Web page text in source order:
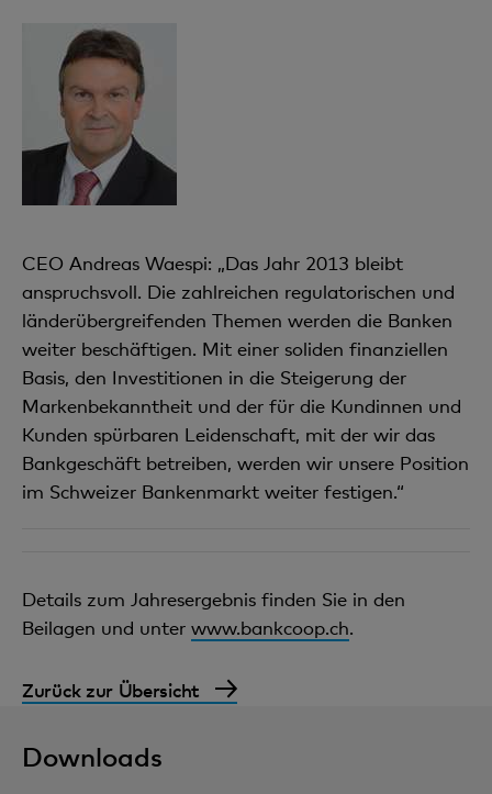
CEO Andreas Waespi: „Das Jahr 2013 bleibt
anspruchsvoll. Die zahlreichen regulatorischen und
länderübergreifenden Themen werden die Banken
weiter beschäftigen. Mit einer soliden finan­ziellen
Basis, den Investitionen in die Steigerung der
Markenbekannt­heit und der für die Kundinnen und
Kunden spürbaren Leidenschaft, mit der wir das
Bankgeschäft betreiben, werden wir unsere Position
im Schweizer Bankenmarkt weiter festigen.“
Details zum Jahresergebnis finden Sie in den
Beilagen und unter www.bankcoop.ch.
Zurück zur Übersicht
Downloads